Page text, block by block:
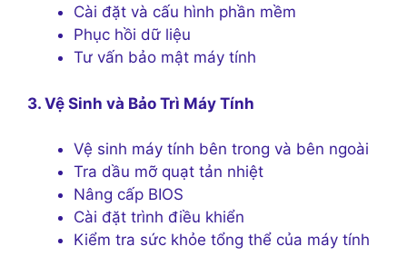
Cài đặt và cấu hình phần mềm
Phục hồi dữ liệu
Tư vấn bảo mật máy tính
3. Vệ Sinh và Bảo Trì Máy Tính
Vệ sinh máy tính bên trong và bên ngoài
Tra dầu mỡ quạt tản nhiệt
Nâng cấp BIOS
Cài đặt trình điều khiển
Kiểm tra sức khỏe tổng thể của máy tính